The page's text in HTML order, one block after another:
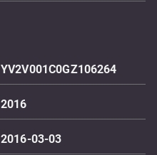
YV2V001C0GZ106264
2016
2016-03-03